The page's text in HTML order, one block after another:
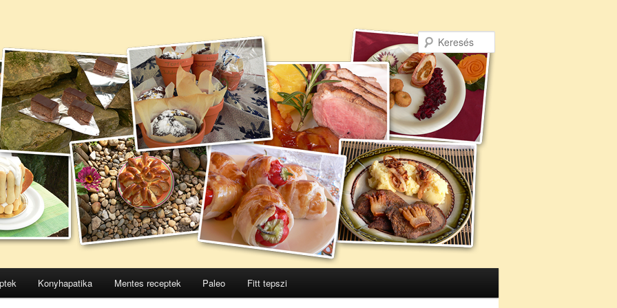
Konyhapatika Mentes receptek Paleo Fitt tepszi